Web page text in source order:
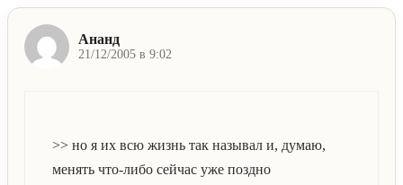
Ананд
21/12/2005 в 9:02
>> но я их всю жизнь так называл и, думаю,
менять что-либо сейчас уже поздно